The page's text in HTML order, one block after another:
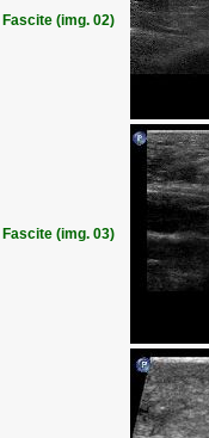
Fascite (img. 02)
Fascite (img. 03)